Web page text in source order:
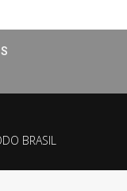
BRASIL